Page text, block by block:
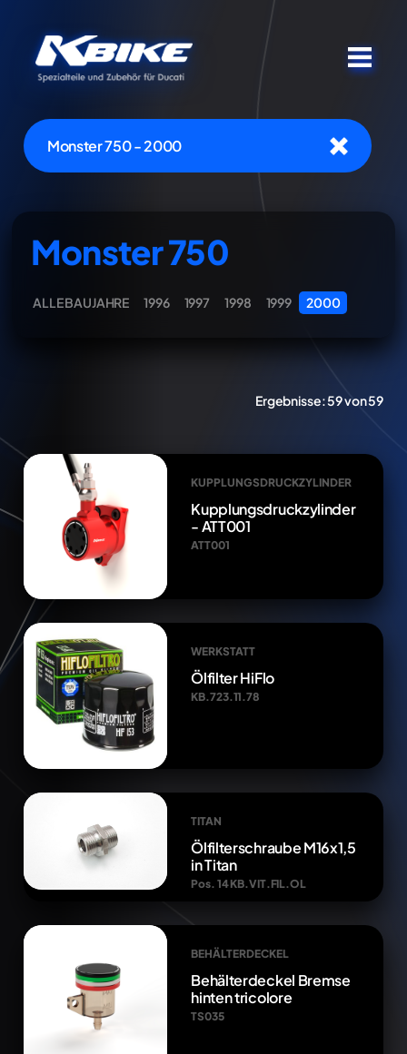
Monster 750 - 2000
Monster 750
ALLE BAUJAHRE 1996 1997 1998 1999 2000
Ergebnisse:59 von 59
KUPPLUNGSDRUCKZYLINDER
Kupplungsdruckzylinder
- ATT001
ATT001
WERKSTATT
Ölfilter HiFlo
KB.723.11.78
TITAN
Ölfilterschraube M16x1,5
in Titan
Pos. 14 KB.VIT.FIL.OL
BEHÄLTERDECKEL
Behälterdeckel Bremse
hinten tricolore
TS035